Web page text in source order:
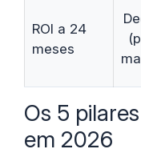
ROI a 24
meses
Os 5
em 2026